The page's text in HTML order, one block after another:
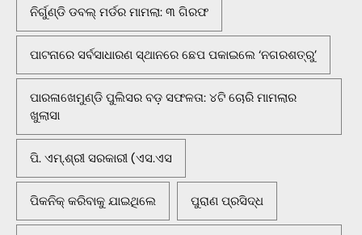
ନିର୍ଗୁଣ୍ଡି ଡବଲ୍ ମର୍ଡର ମାମଲା: ୩ ଗିରଫ
ପାଟନାରେ ସର୍ବସାଧାରଣ ସ୍ଥାନରେ ଛେପ ପକାଇଲେ ‘ନଗରଶତ୍ରୁ’
ପାରଳାଖେମୁଣ୍ଡି ପୁଲିସର ବଡ଼ ସଫଳତା: ୪ଟି ଚୋରି ମାମଲାର
ଖୁଲାସା
ପି. ଏମ୍.ଶ୍ରୀ ସରକାରୀ (ଏସ.ଏସ
ପିକନିକ୍‌ କରିବାକୁ ଯାଇଥିଲେ ପୁରାଣ ପ୍ରସିଦ୍ଧ